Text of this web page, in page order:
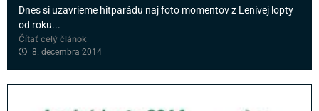
Dnes si uzavrieme hitparádu naj foto momentov z Lenivej lopty
od roku...
Čítať celý článok
8. decembra 2014